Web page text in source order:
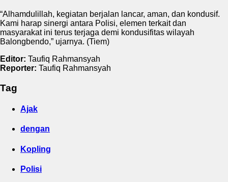
“Alhamdulillah, kegiatan berjalan lancar, aman, dan kondusif.
Kami harap sinergi antara Polisi, elemen terkait dan
masyarakat ini terus terjaga demi kondusifitas wilayah
Balongbendo,” ujarnya. (Tiem)
Editor: Taufiq Rahmansyah
Reporter: Taufiq Rahmansyah
Tag
Ajak
dengan
Kopling
Polisi